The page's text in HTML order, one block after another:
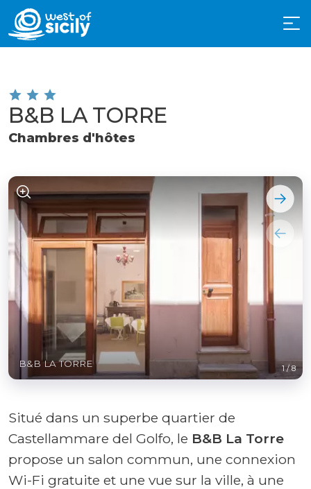
B&B LA TORRE
Chambres d'hôtes
B&B LA TORRE 1/8
Situé dans un superbe quartier de
Castellammare del Golfo, le B&B La Torre
propose un salon commun, une connexion
Wi-Fi gratuite et une vue sur la ville, à une